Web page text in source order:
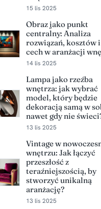
15 lis 2025
Obraz jako punkt
centralny: Analiza
rozwiązań, kosztów i
cech w aranżacji
14 lis 2025
Lampa jako rzeźba
wnętrza: jak wybrać
model, który będzie
dekoracją samą w
nawet gdy nie
13 lis 2025
Vintage w
wnętrzu: Jak łączyć
przeszłość z
teraźniejszością, by
stworzyć unikalną
aranżację?
13 lis 2025